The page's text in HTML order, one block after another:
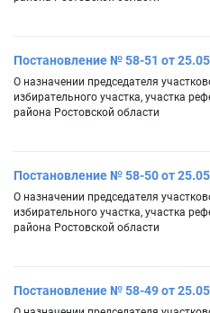
Постановление № 58-51 от
О назначении председателя
избирательного участка, участка
района Ростовской области
Постановление № 58-50 от
О назначении председателя
избирательного участка, участка
района Ростовской области
Постановление № 58-49 от